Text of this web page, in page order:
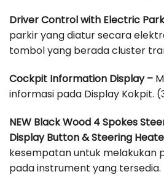
Driver Control with Electric
parkir yang diatur secara
tombol yang berada cluster
Cockpit Information Display –
informasi pada Display Kokpit.
NEW Black Wood 4 Spokes
Display Button & Steering
kesempatan untuk melakukan
pada instrument yang tersedia.